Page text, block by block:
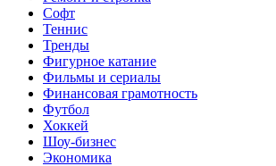
Софт
Теннис
Тренды
Фигурное катание
Фильмы и сериалы
Финансовая грамотность
Футбол
Хоккей
Шоу-бизнес
Экономика